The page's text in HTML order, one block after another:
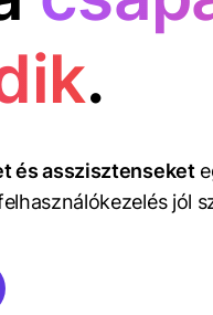
.
és asszisztenseket
jól